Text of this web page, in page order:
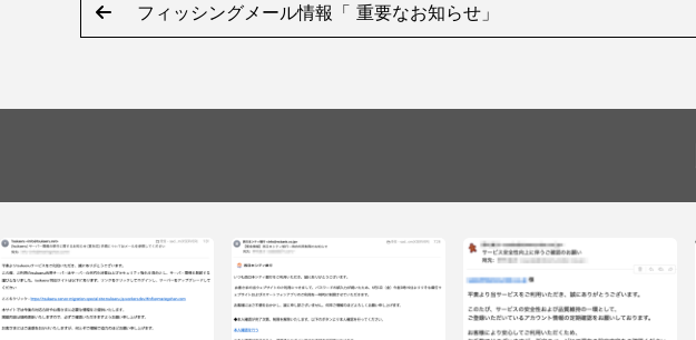
フィッシングメール情報「 重要なお知らせ」